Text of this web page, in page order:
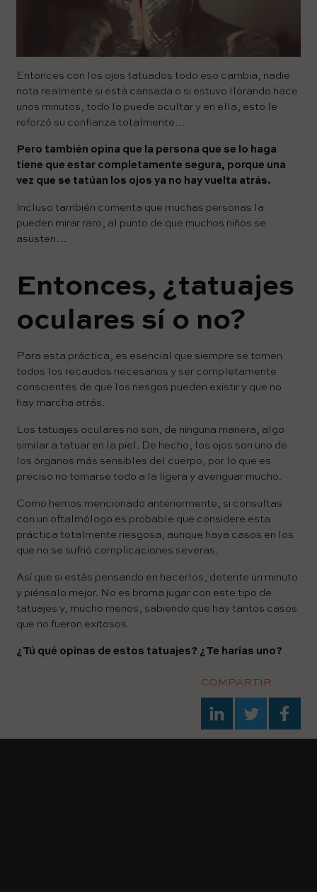
Entonces con los ojos tatuados todo eso cambia, nadie
nota realmente si está cansada o si estuvo llorando hace
unos minutos, todo lo puede ocultar y en ella, esto le
reforzó su confianza totalmente…
Pero también opina que la persona que se lo haga
tiene que estar completamente segura, porque una
vez que se tatúan los ojos ya no hay vuelta atrás.
Incluso también comenta que muchas personas la
pueden mirar raro, al punto de que muchos niños se
asusten…
Entonces, ¿tatuajes
oculares sí o no?
Para esta práctica, es esencial que siempre se tomen
todos los recaudos necesarios y ser completamente
conscientes de que los riesgos pueden existir y que no
hay marcha atrás.
Los tatuajes oculares no son, de ninguna manera, algo
similar a tatuar en la piel. De hecho, los ojos son uno de
los órganos más sensibles del cuerpo, por lo que es
preciso no tomarse todo a la ligera y averiguar mucho.
Como hemos mencionado anteriormente, si consultas
con un oftalmólogo es probable que considere esta
práctica totalmente riesgosa, aunque haya casos en los
que no se sufrió complicaciones severas.
Así que si estás pensando en hacerlos, detente un minuto
y piénsalo mejor. No es broma jugar con este tipo de
tatuajes y, mucho menos, sabiendo que hay tantos casos
que no fueron exitosos.
¿Tú qué opinas de estos tatuajes? ¿Te harías uno?
COMPARTIR